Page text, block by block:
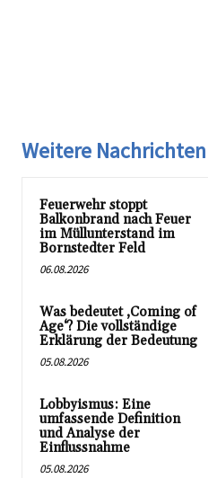
Weitere Nachrichten
Feuerwehr stoppt
Balkonbrand nach Feuer
im Müllunterstand im
Bornstedter Feld
06.08.2026
Was bedeutet ‚Coming of
Age‘? Die vollständige
Erklärung der Bedeutung
05.08.2026
Lobbyismus: Eine
umfassende Definition
und Analyse der
Einflussnahme
05.08.2026